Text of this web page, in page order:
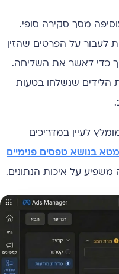
מסך סקירה סופי.
על הפרטים שהזין
כדי לאשר את השליחה.
הלידים שנשלחו בטעות
לעיין במדריכים
בנושא טפסים פנימיים
על איכות הנתונים.